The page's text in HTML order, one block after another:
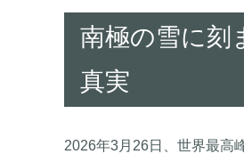
南極の雪に刻
真実
2026年3月26日、世界最高